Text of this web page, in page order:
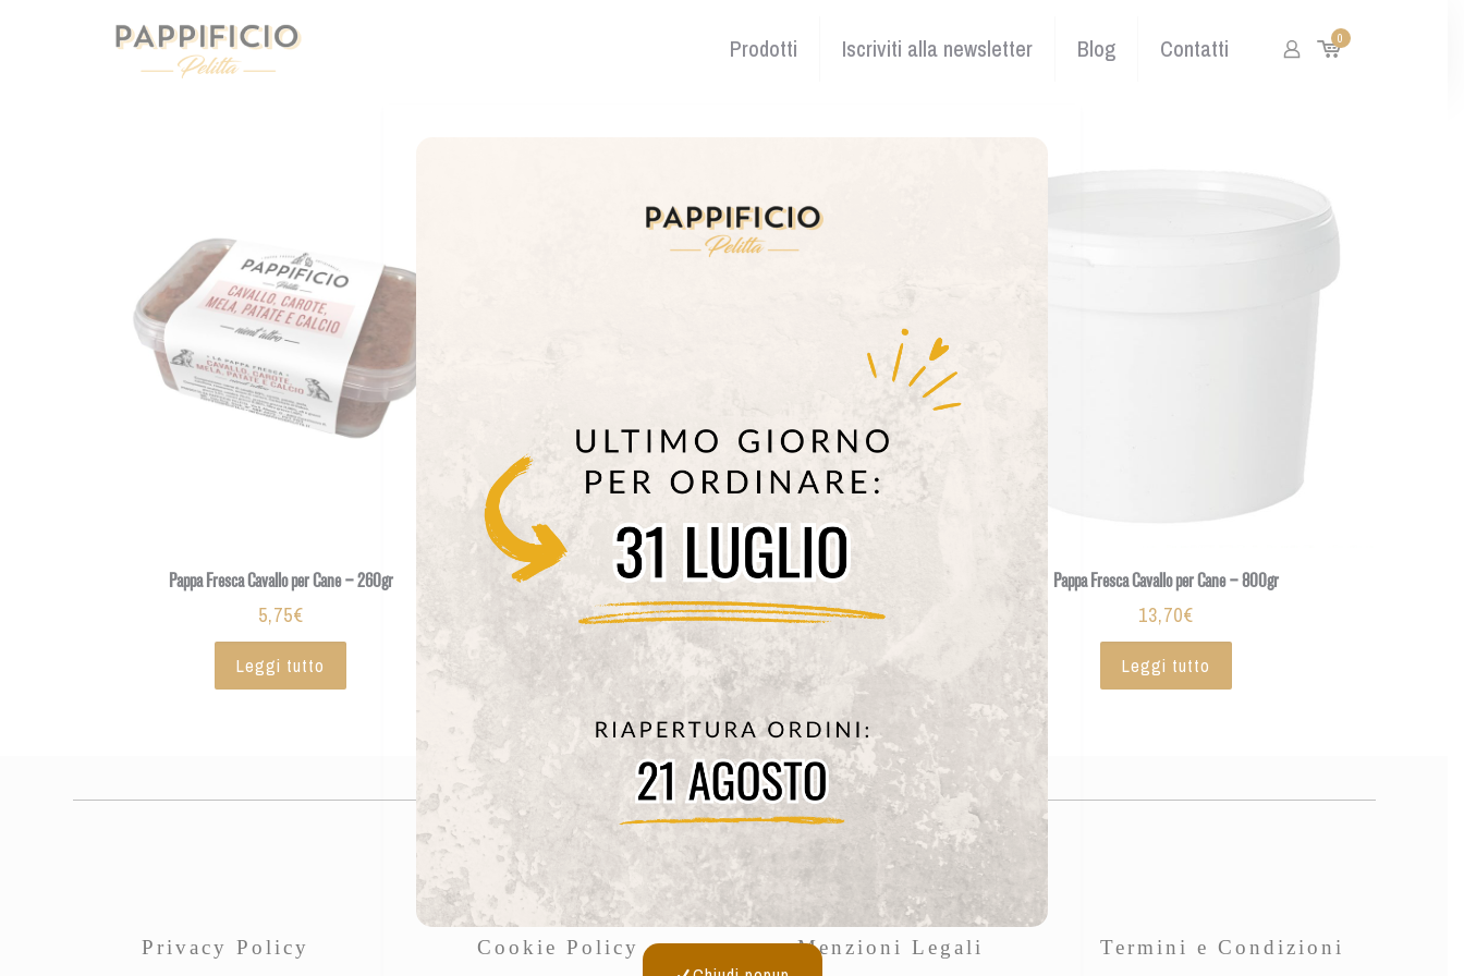
Prodotti Iscriviti alla newsletter Blog Contatti 0
Pappa Fresca Cavallo per Cane – 260gr
5,75€
Leggi tutto
Pappa Fresca Cavallo per Cane – 500gr
8,99€
Leggi tutto
Pappa Fresca Cavallo per Cane – 800gr
13,70€
Leggi tutto
© PAPPIFICIO PELITTA 2021
Privacy Policy Cookie Policy Menzioni Legali Termini e Condizioni